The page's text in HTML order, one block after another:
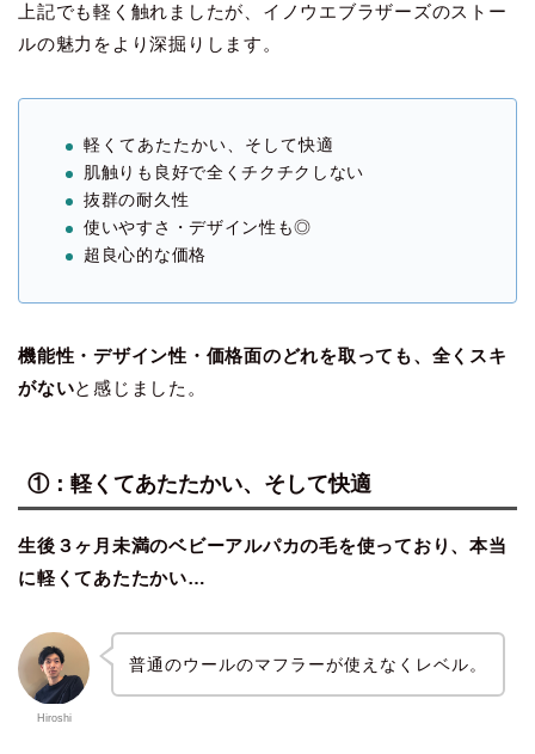
上記でも軽く触れましたが、イノウエブラザーズのストー
ルの魅力をより深掘りします。
軽くてあたたかい、そして快適
肌触りも良好で全くチクチクしない
抜群の耐久性
使いやすさ・デザイン性も◎
超良心的な価格
機能性・デザイン性・価格面のどれを取っても、全くスキ
がないと感じました。
①：軽くてあたたかい、そして快適
生後３ヶ月未満のベビーアルパカの毛を使っており、本当
に軽くてあたたかい…
Hiroshi
普通のウールのマフラーが使えなくレベル。